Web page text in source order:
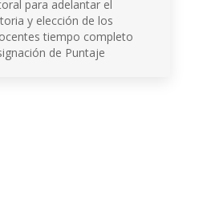
para adelantar el
y elección de los
tiempo completo
de Puntaje